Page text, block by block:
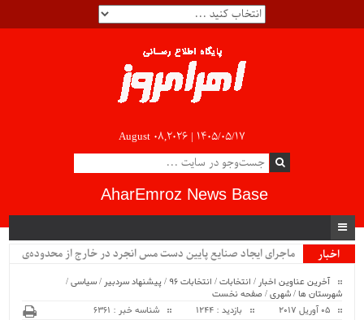
August 08,2026 | ۱۴۰۵/۰۵/۱۷
AharEmroz News Base
اخبار
ماجرای ایجاد صنایع پایین دست مس انجرد در خارج از محدوده‌ی
آخرین عناوین اخبار / انتخابات/ انتخابات 96 /پیشنهاد سردبیر /سیاسی/
شهرستان ها/شهری/صفحه نخست
05 آوریل 2017
بازدید : 1244 شناسه خبر : 6361